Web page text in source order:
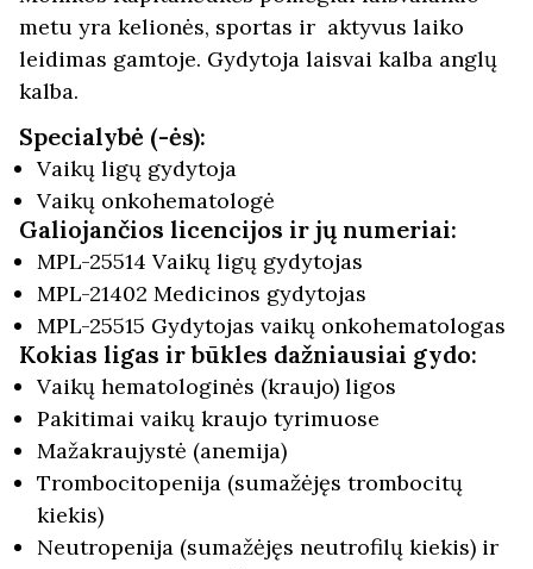
metu yra kelionės, sportas ir aktyvus laiko
leidimas gamtoje. Gydytoja laisvai kalba anglų
kalba.
Specialybė (-ės):
Vaikų ligų gydytoja
Vaikų onkohematologė
Galiojančios licencijos ir jų numeriai:
MPL-25514 Vaikų ligų gydytojas
MPL-21402 Medicinos gydytojas
MPL-25515 Gydytojas vaikų onkohematologas
Kokias ligas ir būkles dažniausiai gydo:
Vaikų hematologinės (kraujo) ligos
Pakitimai vaikų kraujo tyrimuose
Mažakraujystė (anemija)
Trombocitopenija (sumažėjęs trombocitų
kiekis)
Neutropenija (sumažėjęs neutrofilų kiekis) ir